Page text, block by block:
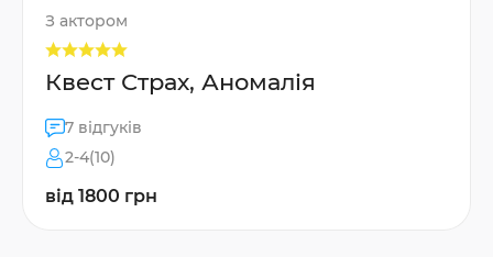
З актором
Квест Страх, Аномалія
7 відгуків
2-4(10)
від 1800 грн